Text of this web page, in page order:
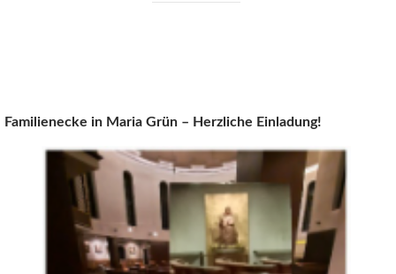
Familienecke in Maria Grün – Herzliche Einladung!